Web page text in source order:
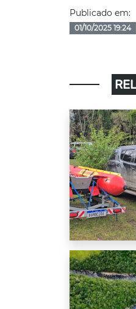
Publicado em:
01/10/2025 19:24